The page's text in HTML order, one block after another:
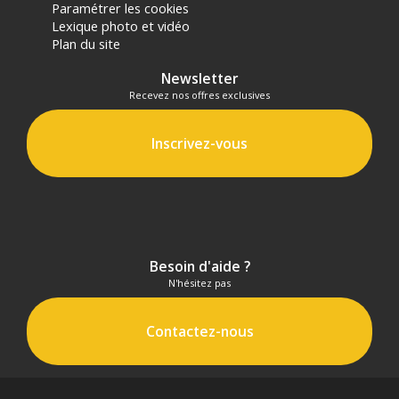
panier.Paramétrer les cookies
Lexique photo et vidéo
Plan du site
Newsletter
Recevez nos offres exclusives
Inscrivez-vous
Besoin d'aide ?
N'hésitez pas
Contactez-nous